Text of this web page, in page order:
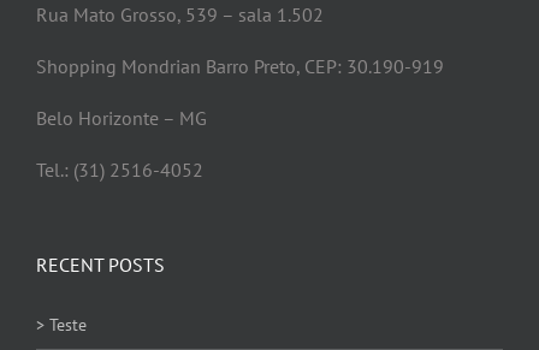
RECENT POSTS
> Teste
Rua Mato Grosso, 539 – sala 1.502
Shopping Mondrian Barro Preto, CEP: 30.190-919
Belo Horizonte – MG
Tel.: (31) 2516-4052